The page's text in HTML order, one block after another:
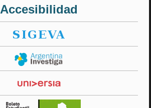
Accesibilidad